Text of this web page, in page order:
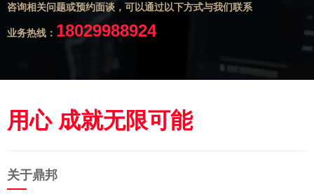
咨询相关问题或预约面谈，可以通过以下方式与我们联系
业务热线： 18029988924
用心 成就无限可能
关于鼎邦